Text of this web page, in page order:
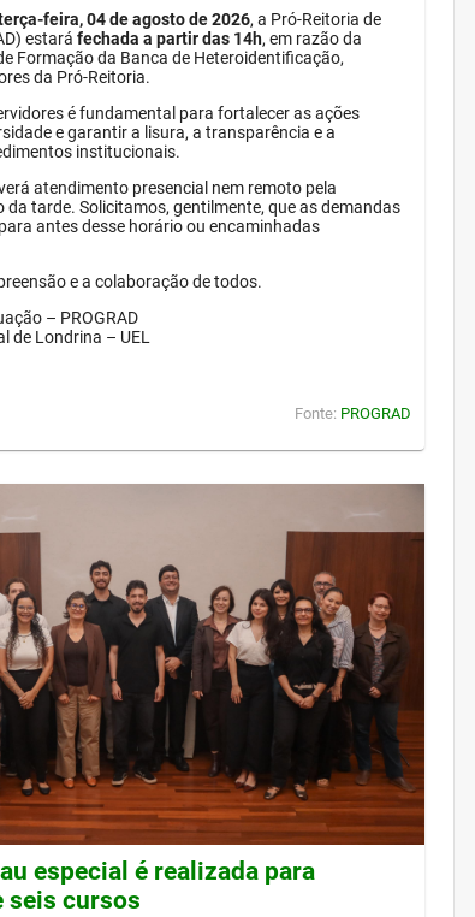
feira, 04 de agosto de 2026, a Pró-Reitoria de
estará fechada a partir das 14h, em razão da
Formação da Banca de Heteroidentificação,
da Pró-Reitoria.
é fundamental para fortalecer as ações
e garantir a lisura, a transparência e a
institucionais.
atendimento presencial nem remoto pela
da tarde. Solicitamos, gentilmente, que as demandas
antes desse horário ou encaminhadas
e a colaboração de todos.
– PROGRAD
de Londrina – UEL
Fonte: PROGRAD
especial é realizada para
seis cursos